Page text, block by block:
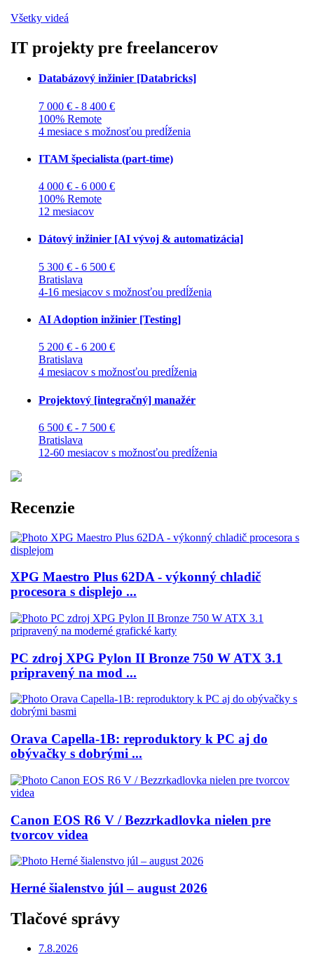
Všetky videá
IT projekty pre freelancerov
Databázový inžinier [Databricks]
7 000 € - 8 400 €
100% Remote
4 mesiace s možnosťou predĺženia
ITAM špecialista (part-time)
4 000 € - 6 000 €
100% Remote
12 mesiacov
Dátový inžinier [AI vývoj & automatizácia]
5 300 € - 6 500 €
Bratislava
4-16 mesiacov s možnosťou predĺženia
AI Adoption inžinier [Testing]
5 200 € - 6 200 €
Bratislava
4 mesiacov s možnosťou predĺženia
Projektový [integračný] manažér
6 500 € - 7 500 €
Bratislava
12-60 mesiacov s možnosťou predĺženia
Recenzie
XPG Maestro Plus 62DA - výkonný chladič
procesora s displejo ...
PC zdroj XPG Pylon II Bronze 750 W ATX 3.1
pripravený na mod ...
Orava Capella-1B: reproduktory k PC aj do
obývačky s dobrými ...
Canon EOS R6 V / Bezzrkadlovka nielen pre
tvorcov videa
Herné šialenstvo júl – august 2026
Tlačové správy
7.8.2026